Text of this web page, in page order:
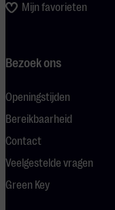
Mijn favorieten
Bezoek ons
Openingstijden
Bereikbaarheid
Contact
Veelgestelde vragen
Green Key